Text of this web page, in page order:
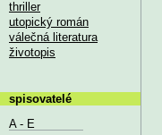
thriller
utopický román
válečná literatura
životopis
spisovatelé
A - E